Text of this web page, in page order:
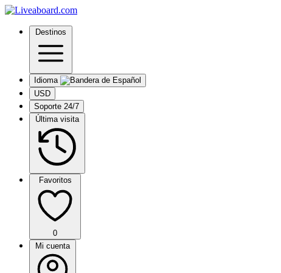
Destinos
Idioma
USD
Soporte 24/7
Última visita
Favoritos
0
Mi cuenta